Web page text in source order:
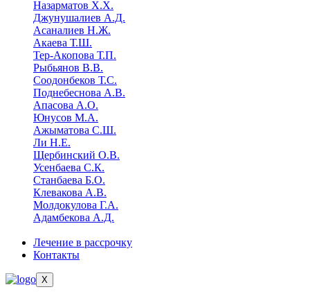
Назарматов Х.Х.
Джунушалиев А.Д.
Асаналиев Н.Ж.
Акаева Т.Ш.
Тер-Акопова Т.П.
Рыбьянов В.В.
Соодонбеков Т.С.
Поднебеснова А.В.
Апасова А.О.
Юнусов М.А.
Ажыматова С.Ш.
Ли Н.Е.
Щербинский О.В.
Усенбаева С.К.
Станбаева Б.О.
Клевакова А.В.
Молдокулова Г.А.
Адамбекова А.Д.
Лечение в рассрочку
Контакты
X